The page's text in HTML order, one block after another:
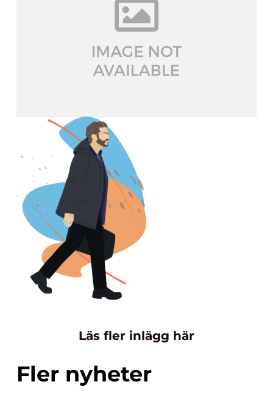
Läs fler inlägg här
Fler nyheter